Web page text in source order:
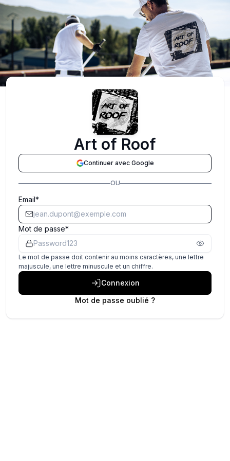
Art of Roof
Continuer avec Google
OU
Email
Mot de passe
Le mot de passe doit contenir au moins caractères, une lettre
majuscule, une lettre minuscule et un chiffre.
Connexion